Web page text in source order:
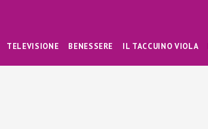
TELEVISIONE BENESSERE IL TACCUINO VIOLA